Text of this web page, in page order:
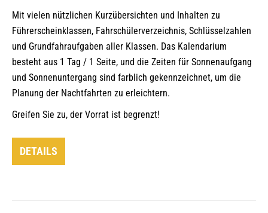
Mit vielen nützlichen Kurzübersichten und Inhalten zu
Führerscheinklassen, Fahrschülerverzeichnis, Schlüsselzahlen
und Grundfahraufgaben aller Klassen. Das Kalendarium
besteht aus 1 Tag / 1 Seite, und die Zeiten für Sonnenaufgang
und Sonnenuntergang sind farblich gekennzeichnet, um die
Planung der Nachtfahrten zu erleichtern.
Greifen Sie zu, der Vorrat ist begrenzt!
DETAILS